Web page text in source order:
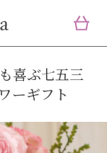
喜ぶ七五三
ーギフト